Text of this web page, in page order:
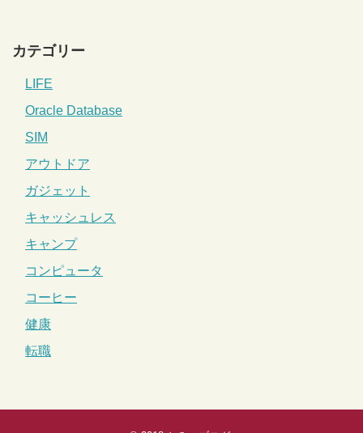
カテゴリー
LIFE
Oracle Database
SIM
アウトドア
ガジェット
キャッシュレス
キャンプ
コンピュータ
コーヒー
健康
転職